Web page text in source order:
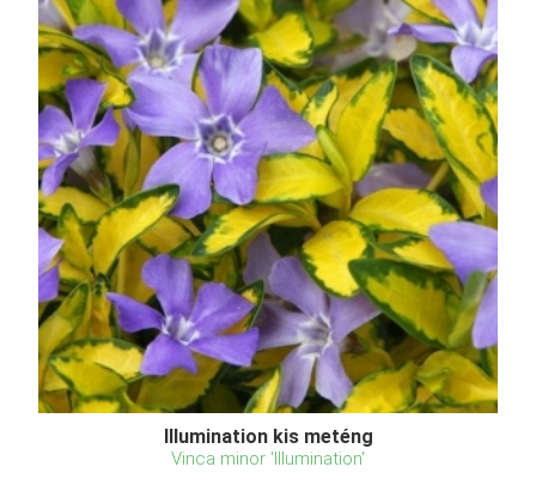
Illumination kis meténg
Vinca minor 'Illumination'